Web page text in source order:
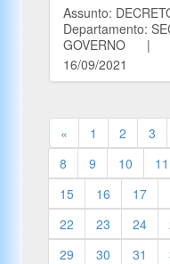
Assunto:
Departamento:
GOVERNO |
16/09/2021
« 1 2 3
8
9 10 11
15
16 17
22
23 24
29
30 31